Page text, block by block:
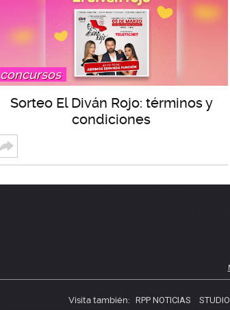
concursos
Sorteo El Diván Rojo: términos y
condiciones
Visita también: RPP NOTICIAS